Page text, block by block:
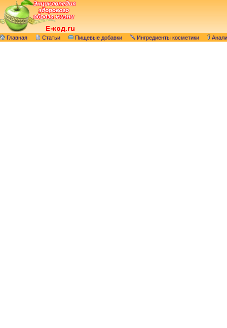
Главная Статьи Пищевые добавки Ингредиенты косметики